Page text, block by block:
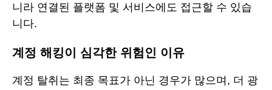
니라 연결된 플랫폼 및 서비스에도 접근할 수 있습
니다.
계정 해킹이 심각한 위험인 이유
계정 탈취는 최종 목표가 아닌 경우가 많으며, 더 광